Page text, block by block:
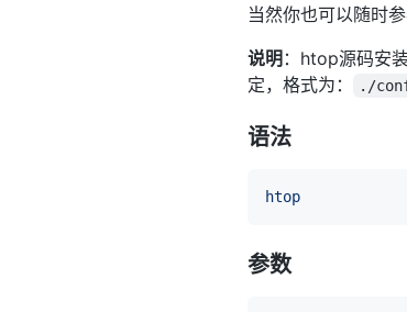
当然你也可以随时
说明：htop源码安
定，格式为：
./
语法
htop
参数